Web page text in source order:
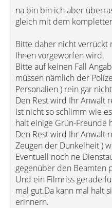
na bin bin ich aber
gleich mit dem
Bitte daher nicht verrückt
Ihnen vorgeworfen wird.
Bitte auf keinen Fall
müssen nämlich der
Personalien ) rein gar
Den Rest wird Ihr Anwalt
Ist nicht so schlimm wie
halt einige Grün-Freunde
Den Rest wird Ihr Anwalt
Zeugen der Dunkelheit )
Eventuell noch ne
gegenüber den Beamten
Und ein Filmriss gerade
mal gut.Da kann mal halt
erinnern.